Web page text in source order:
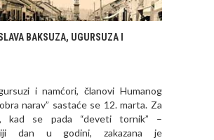
BAKSUZA, UGURSUZA I
i namćori, članovi Humanog
narav” sastaće se 12. marta. Za
kad se pada “deveti tornik” –
dan u godini, zakazana je